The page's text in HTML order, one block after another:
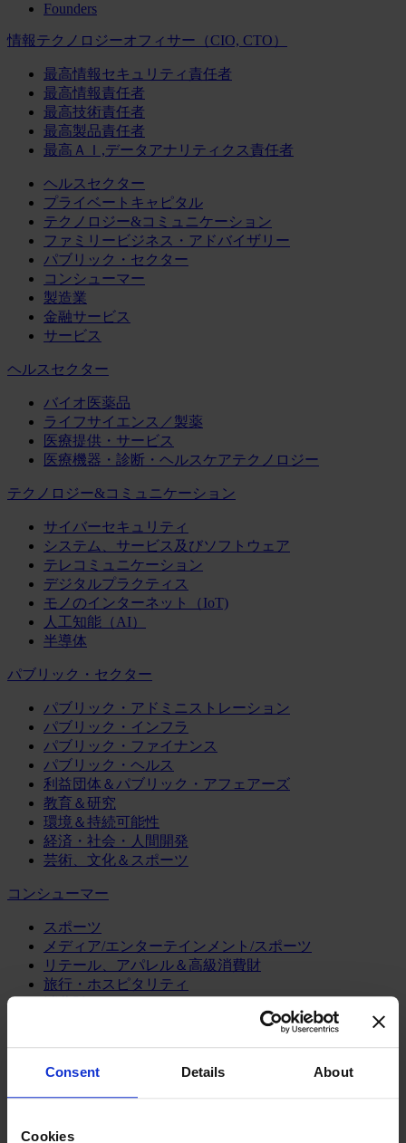
Consent Details About
Cookies
Founders
情報テクノロジーオフィサー（CIO, CTO）
最高情報セキュリティ責任者
最高情報責任者
最高技術責任者
最高製品責任者
最高ＡＩ,データアナリティクス責任者
ヘルスセクター
プライベートキャピタル
テクノロジー&コミュニケーション
ファミリービジネス・アドバイザリー
パブリック・セクター
コンシューマー
製造業
金融サービス
サービス
ヘルスセクター
バイオ医薬品
ライフサイエンス／製薬
医療提供・サービス
医療機器・診断・ヘルスケアテクノロジー
テクノロジー&コミュニケーション
サイバーセキュリティ
システム、サービス及びソフトウェア
テレコミュニケーション
デジタルプラクティス
モノのインターネット（IoT)
人工知能（AI）
半導体
パブリック・セクター
パブリック・アドミニストレーション
パブリック・インフラ
パブリック・ファイナンス
パブリック・ヘルス
利益団体＆パブリック・アフェアーズ
教育＆研究
環境＆持続可能性
経済・社会・人間開発
芸術、文化＆スポーツ
コンシューマー
スポーツ
メディア/エンターテインメント/スポーツ
リテール、アパレル＆高級消費財
旅行・ホスピタリティ
エネルギー